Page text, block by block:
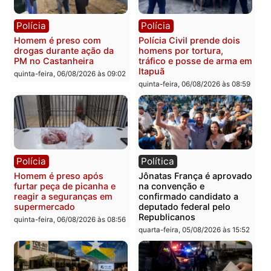
Polícia
Homem é esfaqueado no
tórax durante briga com
vizinho no bairro Ulysses
Guimarães
quinta-feira, 06/08/2026 às 09:24
Polícia
Três suspeitos ligados a
facção criminosa são
presos por receptação e
adulteração de veículos
em Porto Velho
quinta-feira, 06/08/2026 às
Polícia
Homem é preso com
drogas durante ação da
Polícia
Polícia Civil prende dois
homens por tortura,